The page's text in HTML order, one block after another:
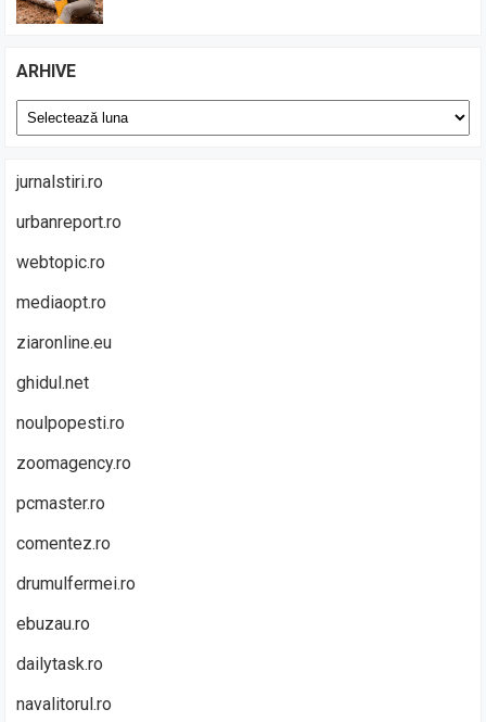
ARHIVE
Arhive
jurnalstiri.ro
urbanreport.ro
webtopic.ro
mediaopt.ro
ziaronline.eu
ghidul.net
noulpopesti.ro
zoomagency.ro
pcmaster.ro
comentez.ro
drumulfermei.ro
ebuzau.ro
dailytask.ro
navalitorul.ro